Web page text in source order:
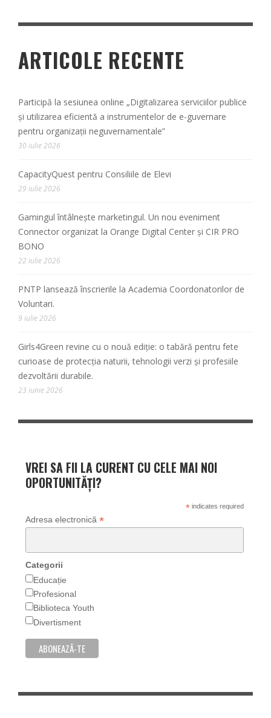
ARTICOLE RECENTE
Participă la sesiunea online „Digitalizarea serviciilor publice
și utilizarea eficientă a instrumentelor de e-guvernare
pentru organizații neguvernamentale”
30 iulie 2026
CapacityQuest pentru Consiliile de Elevi
29 iulie 2026
Gamingul întâlnește marketingul. Un nou eveniment
Connector organizat la Orange Digital Center și CIR PRO
BONO
22 iulie 2026
PNTP lansează înscrierile la Academia Coordonatorilor de
Voluntari.
9 iulie 2026
Girls4Green revine cu o nouă ediție: o tabără pentru fete
curioase de protecția naturii, tehnologii verzi și profesiile
dezvoltării durabile.
23 iunie 2026
VREI SA FII LA CURENT CU CELE MAI NOI
OPORTUNITĂȚI?
*indicates required
Adresa electronică *
Categorii
Educație
Profesional
Biblioteca Youth
Divertisment